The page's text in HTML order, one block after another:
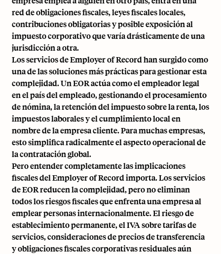
red de obligaciones fiscales, leyes fiscales locales,
contribuciones obligatorias y posible exposición al
impuesto corporativo que varía drásticamente de una
jurisdicción a otra.
Los servicios de Employer of Record han surgido como
una de las soluciones más prácticas para gestionar esta
complejidad. Un EOR actúa como el empleador legal
en el país del empleado, gestionando el procesamiento
de nómina, la retención del impuesto sobre la renta, los
impuestos laborales y el cumplimiento local en
nombre de la empresa cliente. Para muchas empresas,
esto simplifica radicalmente el aspecto operacional de
la contratación global.
Pero entender completamente las implicaciones
fiscales del Employer of Record importa. Los servicios
de EOR reducen la complejidad, pero no eliminan
todos los riesgos fiscales que enfrenta una empresa al
emplear personas internacionalmente. El riesgo de
establecimiento permanente, el IVA sobre tarifas de
servicios, consideraciones de precios de transferencia
y obligaciones fiscales corporativas residuales aún